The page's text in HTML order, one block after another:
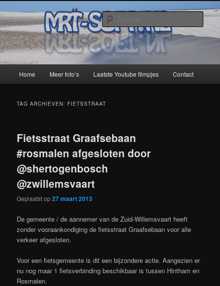
naar
de
primaire
inhoud
naar
de
secundaire
inhoudMRT-Soft
Home Meer foto’s Laatste Youtube filmpjes Contact
TAG ARCHIEVEN: FIETSSTRAAT
Fietsstraat Graafsebaan
#rosmalen afgesloten door
@shertogenbosch
@zwillemsvaart
Geplaatst op27 maart 2013
De gemeente / de aannemer van de Zuid-Willemsvaart heeft
zonder vooraankondiging de fietsstraat Graafsebaan voor alle
verkeer afgesloten.
Voor een fietsgemeente is dit een bijzondere actie. Aangezien er
nu nog maar 1 fietsverbinding beschikbaar is tussen Hintham en
Rosmalen.